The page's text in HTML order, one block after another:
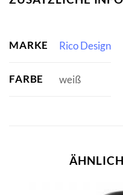
MARKE Rico Design
FARBE weiß